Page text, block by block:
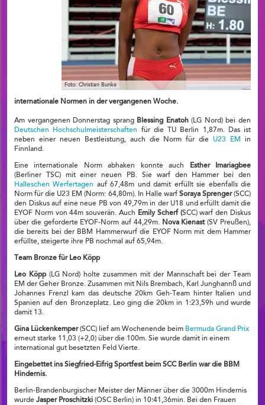
Foto: Christian Bunke
internationale Normen in der vergangenen Woche.
Am vergangenen Donnerstag sprang Blessing Enatoh(LG Nord) bei den
Deutschen Hochschulmeisterschaften
für die TU Berlin 1,87m. Das ist
neben einer neuen Bestleistung, auch die Norm für die U23 EM
in
Finnland.
Eine internationale Norm abhaken konnte auch
Esther Imariagbee
(Berliner TSC) mit einer neuen PB. Sie warf den Hammer bei den
Halleschen Werfertagen auf 67,48m und damit erfüllt sie ebenfalls die
Norm für die U23 EM (Norm: 64,80m). In Halle warf Soraya Sprenger(SCC)
den Diskus auf eine neue PB von 49,79m in der U18 und erfüllt damit die
EYOF Norm von 44m souverän. Auch Emily Scherf (SCC) warf den Diskus
über die geforderte EYOF-Norm auf 44,29m. Nova Kienast(SV Preußen),
die bereits bei der BBM Hammerwurf die EYOF Norm mit dem Hammer
erfüllte, steigerte ihre PB nochmal auf 65,94m.
Team Bronze für Leo Köpp
Leo Köpp(LG Nord) holte zusammen mit der Mannschaft bei der Team
EM der Geher Bronze. Zusammen mit Nils Brembach, Karl Junghannß und
Johannes Frenzl kam das deutsche 20km Geh-Team hinter Italien und
Spanien auf den Bronzeplatz. Leo ging die 20km in 1:23,59h und wurde
damit 13.
Gina Lückenkemper(SCC) lief am Wochenende beim Bermuda Grand Prix
erneut starke 11,03 (+2,0) über die 100m. Sie wurde damit in einem
international gut besetzten Feld Vierte.
Eingebettet ins Siegfried-Eifrig Sportfest beim SCC Berlin war die BBM
Hindernis.
Berlin-Brandenburgischer Meister der Männer über die 3000m Hindernis
wurde Jasper Proschitzki (OSC Berlin) in 10:41,36min. Bei den Frauen